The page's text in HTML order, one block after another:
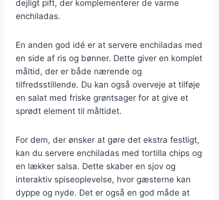
dejligt pift, der komplementerer de varme
enchiladas.
En anden god idé er at servere enchiladas med
en side af ris og bønner. Dette giver en komplet
måltid, der er både nærende og
tilfredsstillende. Du kan også overveje at tilføje
en salat med friske grøntsager for at give et
sprødt element til måltidet.
For dem, der ønsker at gøre det ekstra festligt,
kan du servere enchiladas med tortilla chips og
en lækker salsa. Dette skaber en sjov og
interaktiv spiseoplevelse, hvor gæsterne kan
dyppe og nyde. Det er også en god måde at